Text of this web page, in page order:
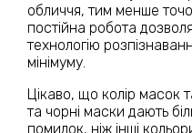
обличчя, тим менше
постійна робота
технологію
мінімуму.
Цікаво, що колір масок
та чорні маски дають
помилок, ніж інші